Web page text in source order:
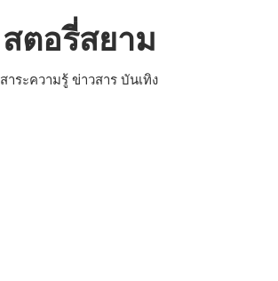
สตอรี่สยาม
สาระความรู้ ข่าวสาร บันเทิง